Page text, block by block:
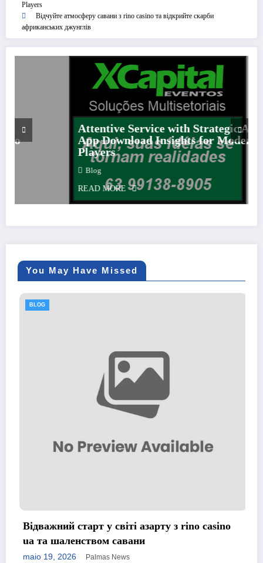
Players
Відчуйте атмосферу савани з rino casino та відкрийте скарби
африканських джунглів
Attentive Service with Strategic Aviator
App Download Insights for Modern
Players
READ MORE
You May Have Missed
BLOG
Відважний старт у світі азарту з rino casino
ua та шаленством савани
maio 19, 2026 Palmas News